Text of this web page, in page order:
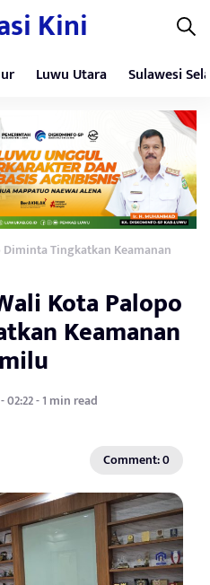
Kini
Luwu Utara Sulawesi
Diminta Tingkatkan Keamanan
Kota Palopo
Keamanan
02:22 - 1 min read
Comment: 0